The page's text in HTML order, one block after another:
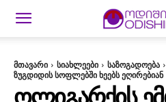
მთავარი სიახლეები საზოგადოება
ზუგდიდის სოფლებში ხეებს ეღირებიან